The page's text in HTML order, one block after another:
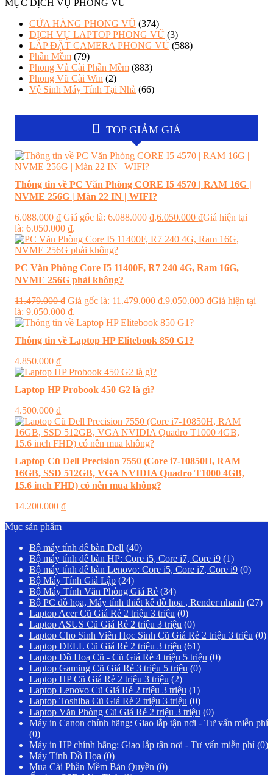
MỤC DỊCH VỤ PHONG VŨ
CỬA HÀNG PHONG VŨ (374)
DỊCH VỤ LAPTOP PHONG VŨ (3)
LẮP ĐẶT CAMERA PHONG VỦ (588)
Phần Mềm (79)
Phong Vủ Cài Phần Mềm (883)
Phong Vũ Cài Win (2)
Vệ Sinh Máy Tính Tại Nhà (66)
TOP GIẢM GIÁ
Thông tin về PC Văn Phòng CORE I5 4570 | RAM 16G |
NVME 256G | Màn 22 IN | WIFI?
6.088.000₫ Giá gốc là: 6.088.000 ₫.6.050.000 ₫Giá hiện tại
là: 6.050.000 ₫.
PC Văn Phòng Core I5 11400F, R7 240 4G, Ram 16G,
NVME 256G phải không?
11.479.000₫ Giá gốc là: 11.479.000 ₫.9.050.000 ₫Giá hiện tại
là: 9.050.000 ₫.
Thông tin về Laptop HP Elitebook 850 G1?
4.850.000 ₫
Laptop HP Probook 450 G2 là gì?
4.500.000 ₫
Laptop Cũ Dell Precision 7550 (Core i7-10850H, RAM
16GB, SSD 512GB, VGA NVIDIA Quadro T1000 4GB,
15.6 inch FHD) có nên mua không?
14.200.000 ₫
Mục sản phẩm
Bộ máy tính để bàn Dell (40)
Bộ máy tính để bàn HP: Core i5, Core i7, Core i9 (1)
Bộ máy tính để bàn Lenovo: Core i5, Core i7, Core i9 (0)
Bộ Máy Tính Giả Lập (24)
Bộ Máy Tính Văn Phòng Giá Rẻ (34)
Bộ PC đồ họa, Máy tính thiết kế đồ họa , Render nhanh (27)
Laptop Acer Cũ Giá Rẻ 2 triệu 3 triệu (0)
Laptop ASUS Cũ Giá Rẻ 2 triệu 3 triệu (0)
Laptop Cho Sinh Viên Học Sinh Cũ Giá Rẻ 2 triệu 3 triệu (0)
Laptop DELL Cũ Giá Rẻ 2 triệu 3 triệu (61)
Laptop Đồ Hoạ Cũ - Cũ Giá Rẻ 4 triệu 5 triệu (0)
Laptop Gaming Cũ Giá Rẻ 3 triệu 5 triệu (0)
Laptop HP Cũ Giá Rẻ 2 triệu 3 triệu (2)
Laptop Lenovo Cũ Giá Rẻ 2 triệu 3 triệu (1)
Laptop Toshiba Cũ Giá Rẻ 2 triệu 3 triệu (0)
Laptop Văn Phòng Cũ Giá Rẻ 2 triệu 3 triệu (0)
Máy in Canon chính hãng: Giao lắp tận nơi - Tư vấn miễn phí
(0)
Máy in HP chính hãng: Giao lắp tận nơi - Tư vấn miễn phí (0)
Máy Tính Đồ Họa (0)
Mua Cài Phần Mềm Bản Quyền (0)